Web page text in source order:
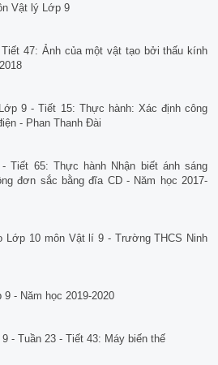
Vật lý Lớp 9
47: Ảnh của một vật tạo bởi thấu kính
9 - Tiết 15: Thực hành: Xác định công
- Phan Thanh Đài
Tiết 65: Thực hành Nhận biết ánh sáng
đơn sắc bằng đĩa CD - Năm học 2017-
Lớp 10 môn Vật lí 9 - Trường THCS Ninh
- Năm học 2019-2020
- Tuần 23 - Tiết 43: Máy biến thế